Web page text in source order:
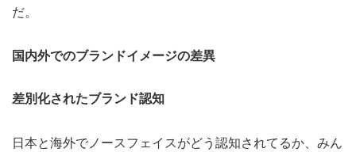
だ。
国内外でのブランドイメージの差異
差別化されたブランド認知
日本と海外でノースフェイスがどう認知されてるか、みん